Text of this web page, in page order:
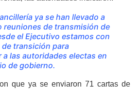
ya se han llevado a
reuniones de transmisión de
el Ejecutivo estamos con
transición para
a las autoridades electas en
de gobierno.
que ya se enviaron 71 cartas de